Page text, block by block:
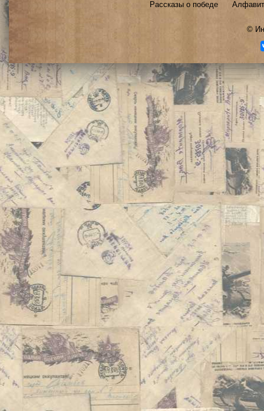
Рассказы о победе
©